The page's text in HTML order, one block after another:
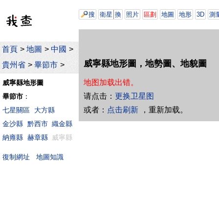
首頁 > 地圖 > 中國 >
貴州省 > 畢節市 >
威寧縣地形圖
畢節市 ：
七星關區
大方縣
金沙縣 黔西市 織金縣
納雍縣 赫章縣 威寧縣
地圖知識
搜 衛星 換 照片 區劃 地圖 地形 3D 測
威寧縣地形圖，地勢圖、地貌圖
地图加载出错。
请点击： 更换卫星图
或者： 点击刷新 ，重新加载。